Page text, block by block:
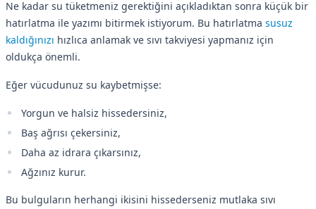
Ne kadar su tüketmeniz gerektiğini açıkladıktan sonra küçük bir
hatırlatma ile yazımı bitirmek istiyorum. Bu hatırlatma susuz
kaldığınızı hızlıca anlamak ve sıvı takviyesi yapmanız için
oldukça önemli.
Eğer vücudunuz su kaybetmişse:
Yorgun ve halsiz hissedersiniz,
Baş ağrısı çekersiniz,
Daha az idrara çıkarsınız,
Ağzınız kurur.
Bu bulguların herhangi ikisini hissederseniz mutlaka sıvı